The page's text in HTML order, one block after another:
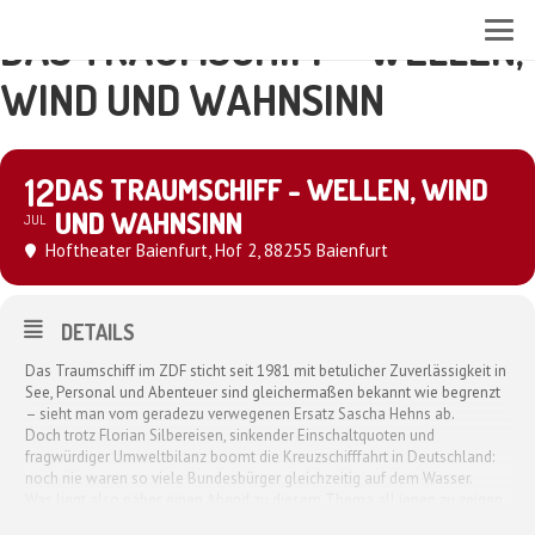
DAS TRAUMSCHIFF - WELLEN,
WIND UND WAHNSINN
12
JUL
DAS TRAUMSCHIFF - WELLEN, WIND
UND WAHNSINN
Hoftheater Baienfurt, Hof 2, 88255 Baienfurt
DETAILS
Das Traumschiff im ZDF sticht seit 1981 mit betulicher Zuverlässigkeit in
See, Personal und Abenteuer sind gleichermaßen bekannt wie begrenzt
– sieht man vom geradezu verwegenen Ersatz Sascha Hehns ab.
Doch trotz Florian Silbereisen, sinkender Einschaltquoten und
fragwürdiger Umweltbilanz boomt die Kreuzschifffahrt in Deutschland:
noch nie waren so viele Bundesbürger gleichzeitig auf dem Wasser.